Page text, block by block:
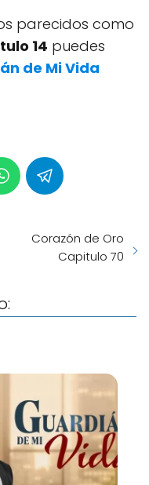
parecidos como
14 puedes
de Mi Vida
Corazón de Oro
Capitulo 70